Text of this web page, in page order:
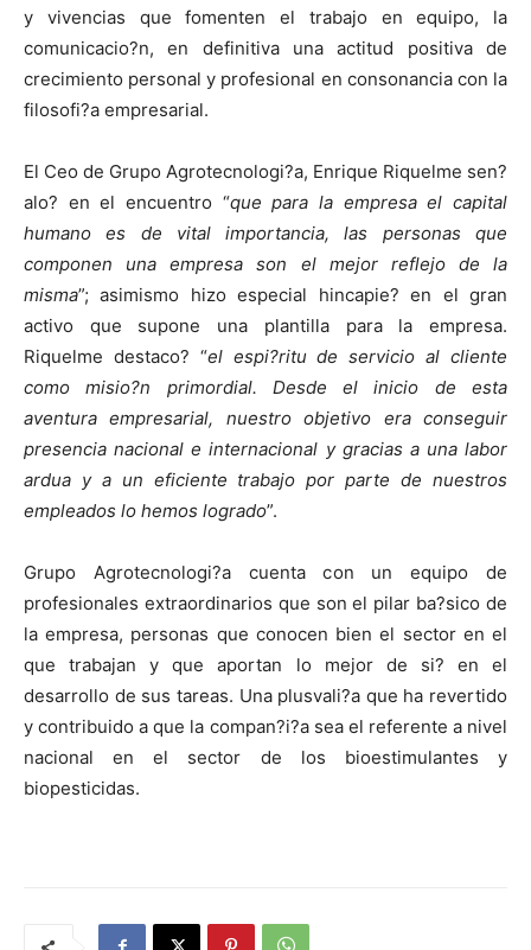
y vivencias que fomenten el trabajo en equipo, la
comunicacio?n, en definitiva una actitud positiva de
crecimiento personal y profesional en consonancia con la
filosofi?a empresarial.
El Ceo de Grupo Agrotecnologi?a, Enrique Riquelme sen?
alo? en el encuentro “que para la empresa el capital
humano es de vital importancia, las personas que
componen una empresa son el mejor reflejo de la
misma”; asimismo hizo especial hincapie? en el gran
activo que supone una plantilla para la empresa.
Riquelme destaco? “el espi?ritu de servicio al cliente
como misio?n primordial. Desde el inicio de esta
aventura empresarial, nuestro objetivo era conseguir
presencia nacional e internacional y gracias a una labor
ardua y a un eficiente trabajo por parte de nuestros
empleados lo hemos logrado”.
Grupo Agrotecnologi?a cuenta con un equipo de
profesionales extraordinarios que son el pilar ba?sico de
la empresa, personas que conocen bien el sector en el
que trabajan y que aportan lo mejor de si? en el
desarrollo de sus tareas. Una plusvali?a que ha revertido
y contribuido a que la compan?i?a sea el referente a nivel
nacional en el sector de los bioestimulantes y
biopesticidas.